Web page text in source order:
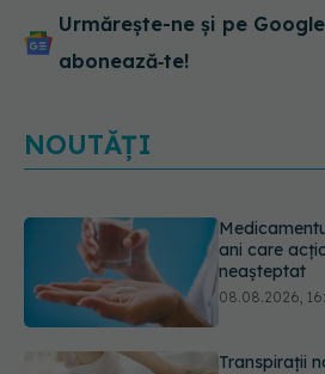
Urmărește-ne și pe
abonează‑te!
NOUTĂȚI
ani care
neașteptat
08.08.2026,
Transpirații